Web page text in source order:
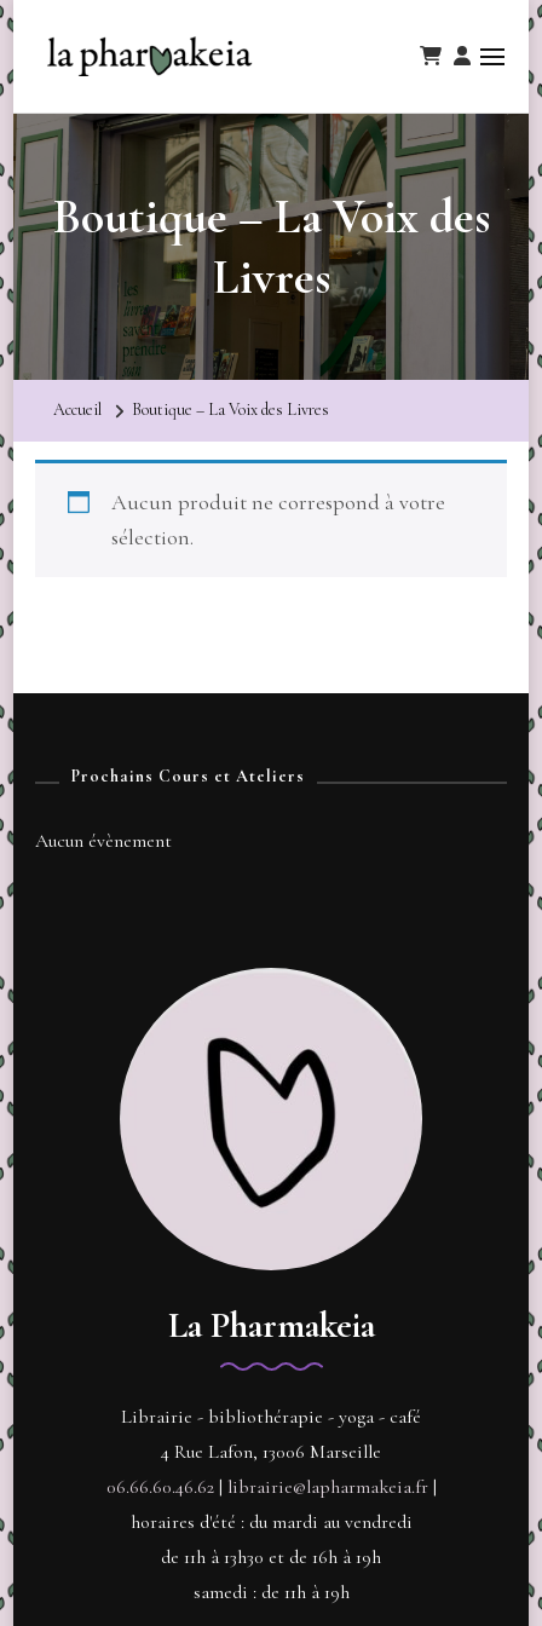
Boutique – La Voix des
Livres
Accueil Boutique – La Voix des Livres
Aucun produit ne correspond à votre
sélection.
Prochains Cours et Ateliers
Aucun évènement
La Pharmakeia
Librairie - bibliothérapie - yoga - café
4 Rue Lafon, 13006 Marseille
06.66.60.46.62| librairie@lapharmakeia.fr|
horaires d'été : du mardi au vendredi
de 11h à 13h30 et de 16h à 19h
samedi : de 11h à 19h